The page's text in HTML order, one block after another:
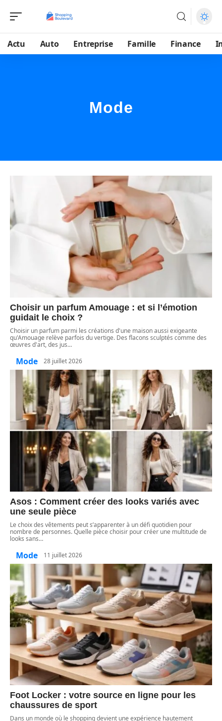
Actu Auto Entreprise Famille Finance
Mode
Choisir un parfum Amouage : et si l’émotion
guidait le choix ?
Choisir un parfum parmi les créations d'une maison aussi exigeante
qu'Amouage relève parfois du vertige. Des flacons sculptés comme des
œuvres d'art, des jus…
Mode 28 juillet 2026
Asos : Comment créer des looks variés avec
une seule pièce
Le choix des vêtements peut s’apparenter à un défi quotidien pour
nombre de personnes. Quelle pièce choisir pour créer une multitude de
looks sans…
Mode 11 juillet 2026
Foot Locker : votre source en ligne pour les
chaussures de sport
Dans un monde où le shopping devient une expérience hautement